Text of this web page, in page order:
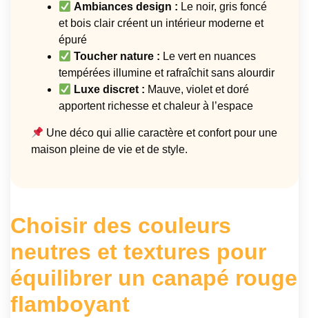
Ambiances design : Le noir, gris foncé
et bois clair créent un intérieur moderne et
épuré
Toucher nature : Le vert en nuances
tempérées illumine et rafraîchit sans alourdir
Luxe discret : Mauve, violet et doré
apportent richesse et chaleur à l’espace
Une déco qui allie caractère et confort pour une
maison pleine de vie et de style.
Choisir des couleurs
neutres et textures pour
équilibrer un canapé rouge
flamboyant